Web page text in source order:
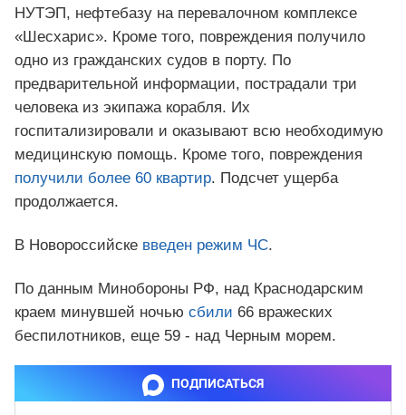
НУТЭП, нефтебазу на перевалочном комплексе
«Шесхарис». Кроме того, повреждения получило
одно из гражданских судов в порту. По
предварительной информации, пострадали три
человека из экипажа корабля. Их
госпитализировали и оказывают всю необходимую
медицинскую помощь. Кроме того, повреждения
получили более 60 квартир. Подсчет ущерба
продолжается.
В Новороссийске введен режим ЧС.
По данным Минобороны РФ, над Краснодарским
краем минувшей ночью сбили 66 вражеских
беспилотников, еще 59 - над Черным морем.
ПОДПИСАТЬСЯ